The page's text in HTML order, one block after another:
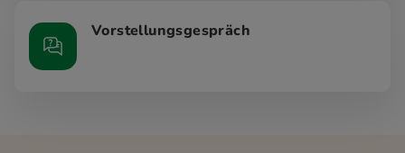
Vorstellungsgespräch